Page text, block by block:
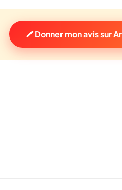
Donner mon avis sur